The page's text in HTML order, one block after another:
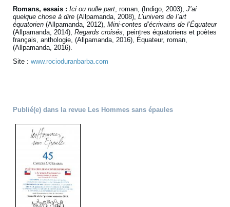
Romans, essais : Ici ou nulle part, roman, (Indigo, 2003),J’ai
quelque chose à dire(Allpamanda, 2008),L’univers de l’art
équatorien(Allpamanda, 2012),Mini-contes d’écrivains de l’Équateur
(Allpamanda, 2014),Regards croisés, peintres équatoriens et poètes
français, anthologie, (Allpamanda, 2016), Équateur, roman,
(Allpamanda, 2016).
Site :www.rocioduranbarba.com
Publié(e) dans la revue Les Hommes sans épaules